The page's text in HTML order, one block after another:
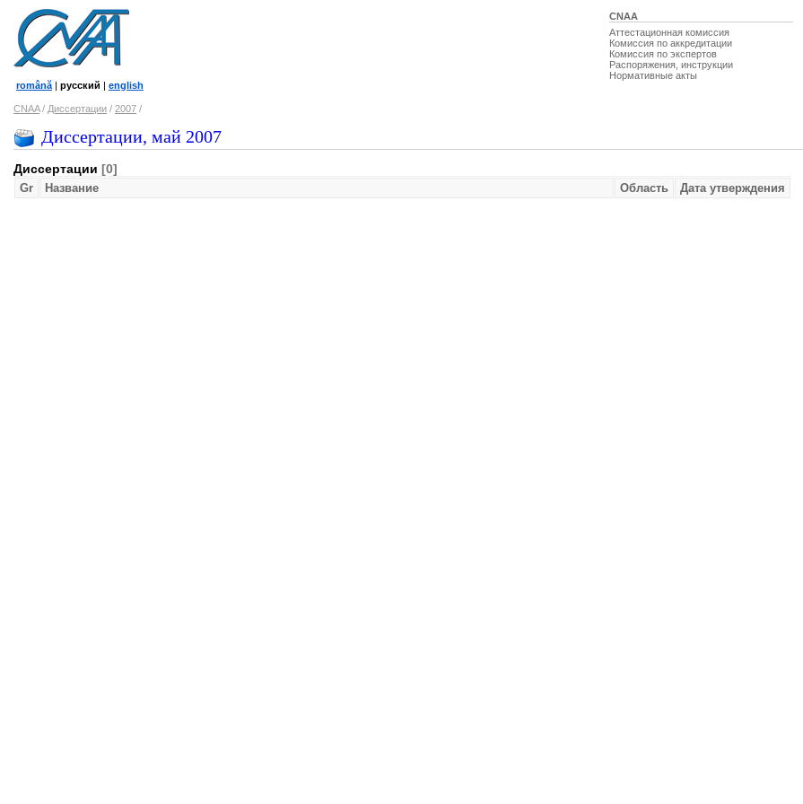
CNAA
Аттестационная комиссия
Комиссия по аккредитации
Комиссия по экспертов
Распоряжения, инструкции
Нормативные акты
română | русский | english
CNAA/ Диссертации / 2007 /
Диссертации, май 2007
Диссертации [0]
Gr Название Область Дата утверждения